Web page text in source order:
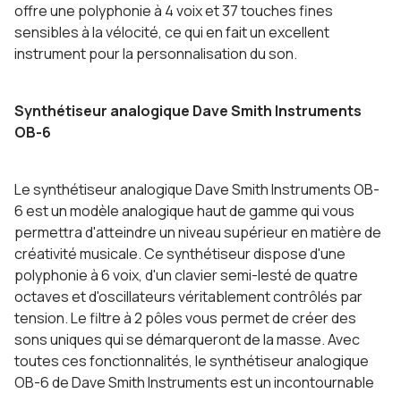
offre une polyphonie à 4 voix et 37 touches fines
sensibles à la vélocité, ce qui en fait un excellent
instrument pour la personnalisation du son.
Synthétiseur analogique Dave Smith Instruments
OB-6
Le synthétiseur analogique Dave Smith Instruments OB-
6 est un modèle analogique haut de gamme qui vous
permettra d'atteindre un niveau supérieur en matière de
créativité musicale. Ce synthétiseur dispose d'une
polyphonie à 6 voix, d'un clavier semi-lesté de quatre
octaves et d'oscillateurs véritablement contrôlés par
tension. Le filtre à 2 pôles vous permet de créer des
sons uniques qui se démarqueront de la masse. Avec
toutes ces fonctionnalités, le synthétiseur analogique
OB-6 de Dave Smith Instruments est un incontournable